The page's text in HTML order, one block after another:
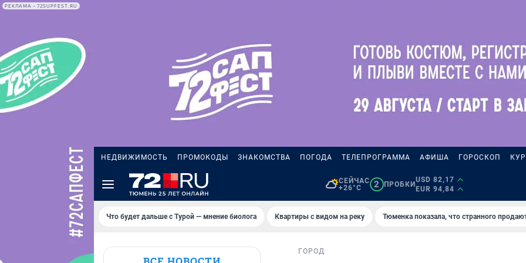
РЕКЛАМА • 72SUPFEST.RU
НЕДВИЖИМОСТЬ ПРОМОКОДЫ ЗНАКОМСТВА ПОГОДА ТЕЛЕПРОГРАММА АФИША ГОРОСКОП
СЕЙЧАС
+26°C
2 ПРОБКИ
USD 82,17
EUR 94,84
Что будет дальше с Турой — мнение биолога Квартиры с видом на реку Тюменка показала, что странного
ГОРОД